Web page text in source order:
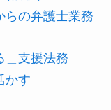
らの弁護士業務
＿支援法務
かす